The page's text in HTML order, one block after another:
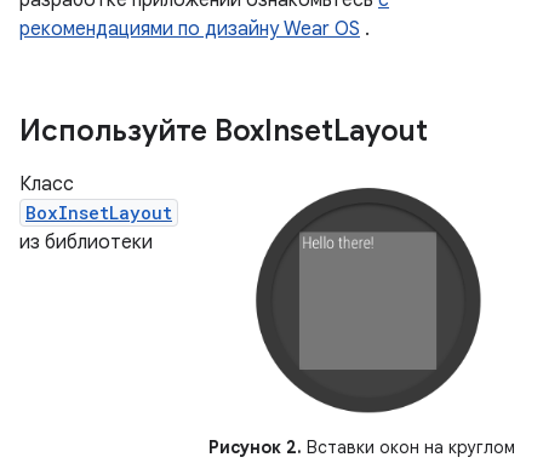
рекомендациями по дизайну Wear OS .
Используйте BoxInsetLayout
Рисунок 2. Вставки окон на круглом
Класс
BoxInsetLayout
из библиотеки